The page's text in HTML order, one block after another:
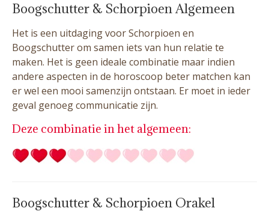
Boogschutter & Schorpioen Algemeen
Het is een uitdaging voor Schorpioen en
Boogschutter om samen iets van hun relatie te
maken. Het is geen ideale combinatie maar indien
andere aspecten in de horoscoop beter matchen kan
er wel een mooi samenzijn ontstaan. Er moet in ieder
geval genoeg communicatie zijn.
Deze combinatie in het algemeen:
Boogschutter & Schorpioen Orakel